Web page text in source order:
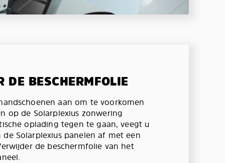
DE BESCHERMFOLIE
aan om te voorkomen
op de Solarplexius zonwering
oplading tegen te gaan, veegt u
Solarplexius panelen af met een
de beschermfolie van het